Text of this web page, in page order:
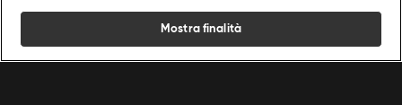
Mostra finalità